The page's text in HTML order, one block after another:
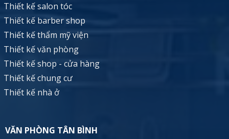
Thiết kế salon tóc
Thiết kế barber shop
Thiết kế thẩm mỹ viện
Thiết kế văn phòng
Thiết kế shop - cửa hàng
Thiết kế chung cư
Thiết kế nhà ở
VĂN PHÒNG TÂN BÌNH